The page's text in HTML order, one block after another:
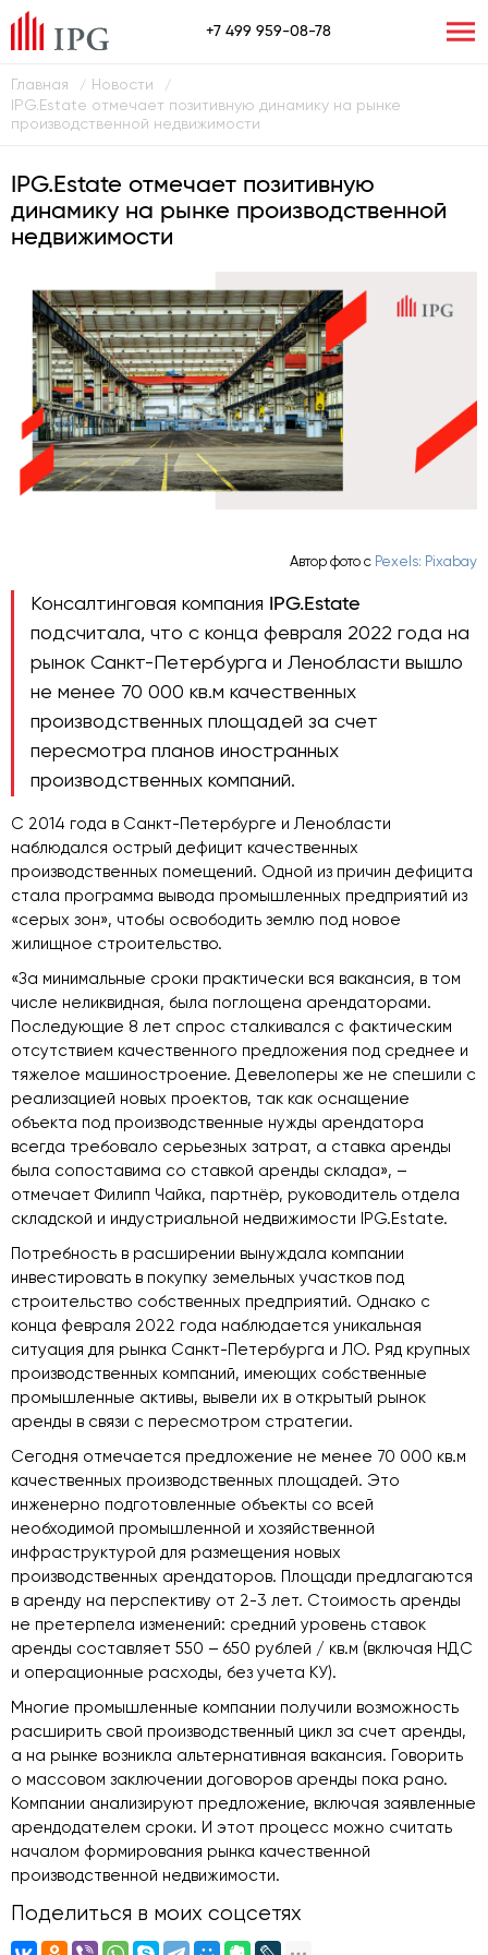
+7 499 959-08-78
Главная / Новости /
IPG.Estate отмечает позитивную динамику на рынке
производственной недвижимости
IPG.Estate отмечает позитивную
динамику на рынке производственной
недвижимости
Автор фото с Pexels: Pixabay
Консалтинговая компания
IPG.Estate
подсчитала, что с конца февраля 2022 года на
рынок Санкт-Петербурга и Ленобласти вышло
не менее 70 000 кв.м качественных
производственных площадей за счет
пересмотра планов иностранных
производственных компаний.
С 2014 года в Санкт-Петербурге и Ленобласти
наблюдался острый дефицит качественных
производственных помещений. Одной из причин дефицита
стала программа вывода промышленных предприятий из
«серых зон», чтобы освободить землю под новое
жилищное строительство.
«За минимальные сроки практически вся вакансия, в том
числе неликвидная, была поглощена арендаторами.
Последующие 8 лет спрос сталкивался с фактическим
отсутствием качественного предложения под среднее и
тяжелое машиностроение. Девелоперы же не спешили с
реализацией новых проектов, так как оснащение
объекта под производственные нужды арендатора
всегда требовало серьезных затрат, а ставка аренды
была сопоставима со ставкой аренды склада», –
отмечает Филипп Чайка, партнёр, руководитель отдела
складской и индустриальной недвижимости IPG.Estate.
Потребность в расширении вынуждала компании
инвестировать в покупку земельных участков под
строительство собственных предприятий. Однако с
конца февраля 2022 года наблюдается уникальная
ситуация для рынка Санкт-Петербурга и ЛО. Ряд крупных
производственных компаний, имеющих собственные
промышленные активы, вывели их в открытый рынок
аренды в связи с пересмотром стратегии.
Сегодня отмечается предложение не менее 70 000 кв.м
качественных производственных площадей. Это
инженерно подготовленные объекты со всей
необходимой промышленной и хозяйственной
инфраструктурой для размещения новых
производственных арендаторов. Площади предлагаются
в аренду на перспективу от 2-3 лет. Стоимость аренды
не претерпела изменений: средний уровень ставок
аренды составляет 550 – 650 рублей / кв.м (включая НДС
и операционные расходы, без учета КУ).
Многие промышленные компании получили возможность
расширить свой производственный цикл за счет аренды,
а на рынке возникла альтернативная вакансия. Говорить
о массовом заключении договоров аренды пока рано.
Компании анализируют предложение, включая заявленные
арендодателем сроки. И этот процесс можно считать
началом формирования рынка качественной
производственной недвижимости.
Поделиться в моих соцсетях